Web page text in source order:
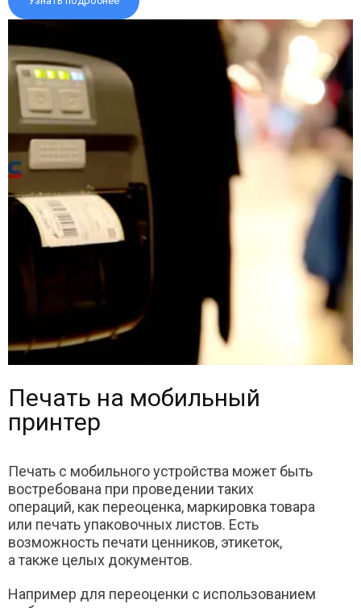
Печать на мобильный
принтер
Печать с мобильного устройства может быть
востребована при проведении таких
операций, как переоценка, маркировка товара
или печать упаковочных листов. Есть
возможность печати ценников, этикеток,
а также целых документов.
Например для переоценки с использованием